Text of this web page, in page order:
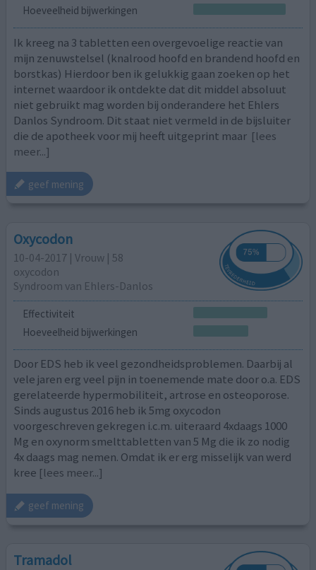
Hoeveelheid bijwerkingen
Ik kreeg na 3 tabletten een overgevoelige reactie van
mijn zenuwstelsel (knalrood hoofd en brandend hoofd en
borstkas) Hierdoor ben ik gelukkig gaan zoeken op het
internet waardoor ik ontdekte dat dit middel absoluut
niet gebruikt mag worden bij onderandere het Ehlers
Danlos Syndroom. Dit staat niet vermeld in de bijsluiter
die de apotheek voor mij heeft uitgeprint maar [lees
meer...]
geef mening
Oxycodon
10-04-2017 | Vrouw | 58
oxycodon
Syndroom van Ehlers-Danlos
Effectiviteit
Hoeveelheid bijwerkingen
Door EDS heb ik veel gezondheidsproblemen. Daarbij al
vele jaren erg veel pijn in toenemende mate door o.a. EDS
gerelateerde hypermobiliteit, artrose en osteoporose.
Sinds augustus 2016 heb ik 5mg oxycodon
voorgeschreven gekregen i.c.m. uiteraard 4xdaags 1000
Mg en oxynorm smelttabletten van 5 Mg die ik zo nodig
4x daags mag nemen. Omdat ik er erg misselijk van werd
kree [lees meer...]
geef mening
Tramadol